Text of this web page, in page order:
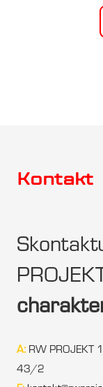
Kontakt
A: RW PROJEKT
43/2